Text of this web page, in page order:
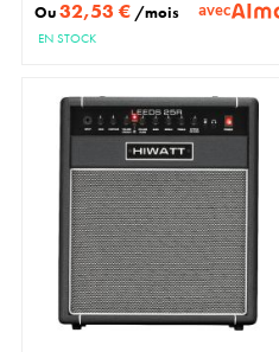
Ou32,53 € /mois avec
EN STOCK